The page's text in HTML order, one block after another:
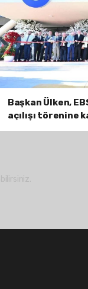
Başkan Ülken,
açılışı törenine